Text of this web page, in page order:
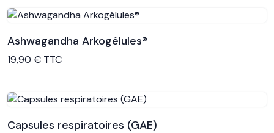
Voir le produit
Ashwagandha Arkogélules®
19,90 € TTC
Capsules respiratoires (GAE)